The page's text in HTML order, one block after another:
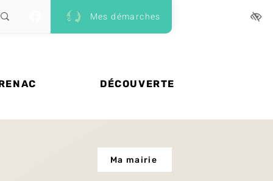
Mes démarches
DÉCOUVERTE
Ma mairie